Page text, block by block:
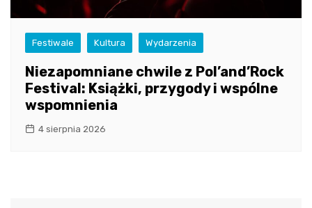
Festiwale Kultura Wydarzenia
Niezapomniane chwile z Pol’and’Rock
Festival: Książki, przygody i wspólne
wspomnienia
4 sierpnia 2026